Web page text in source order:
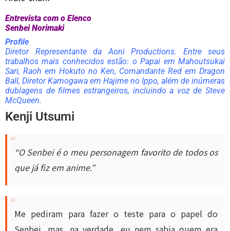
Entrevista com o Elenco
Senbei Norimaki
Profile
Diretor Representante da Aoni Productions. Entre seus
trabalhos mais conhecidos estão: o Papai em Mahoutsukai
Sari, Raoh em Hokuto no Ken, Comandante Red em Dragon
Ball, Diretor Kamogawa em Hajime no Ippo, além de inúmeras
dublagens de filmes estrangeiros, incluindo a voz de Steve
McQueen.
Kenji Utsumi
“O Senbei é o meu personagem favorito de todos os
que já fiz em anime.”
Me pediram para fazer o teste para o papel do